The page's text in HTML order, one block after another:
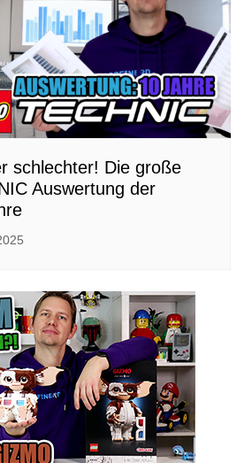
schlechter! Die große
Auswertung der